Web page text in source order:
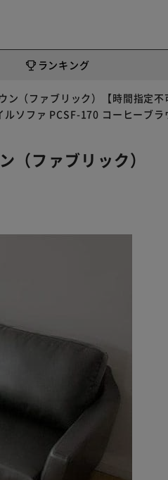
ランキング
（ファブリック）【時間指定不
ルソファ PCSF-170 コーヒーブ
ファブリック）